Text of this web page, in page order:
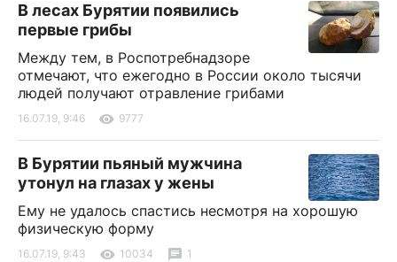
В лесах Бурятии появились
первые грибы
Между тем, в Роспотребнадзоре
отмечают, что ежегодно в России около тысячи
людей получают отравление грибами
16.07.19, 9:46 9777
В Бурятии пьяный мужчина
утонул на глазах у жены
Ему не удалось спастись несмотря на хорошую
физическую форму
16.07.19, 9:43 10034 1